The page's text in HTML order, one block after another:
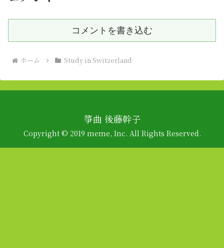
コメントを書き込む
ホーム Study in Switzerland
箏曲 後藤幹子
Copyright © 2019 meme, Inc. All Rights Reserved.